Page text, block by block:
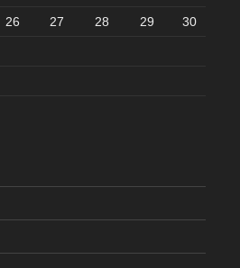
26 27 28 29 30